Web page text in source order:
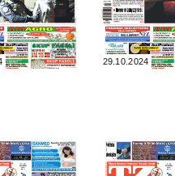
29.10.2024